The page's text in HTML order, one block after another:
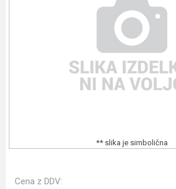
** slika je simbolična
Cena z DDV: